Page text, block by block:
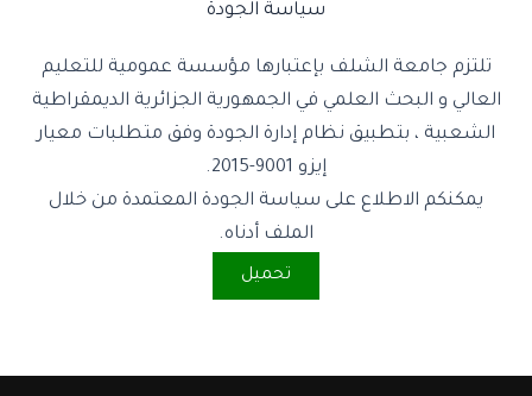
سياسة الجودة
تلتزم جامعة الشلف بإعتبارها مؤسسة عمومية للتعليم
العالي و البحث العلمي في الجمهورية الجزائرية الديمقراطية
الشعبية ، بتطبيق نظام إدارة الجودة وفق متطلبات معيار
إيزو 9001-2015.
يمكنكم الاطلاع على سياسة الجودة المعتمدة من خلال
الملف أدناه.
تحميل